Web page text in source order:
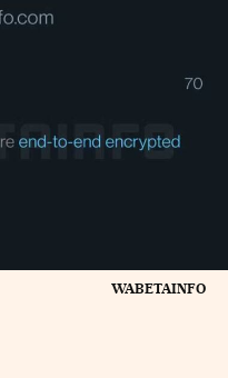
WABETAINFO